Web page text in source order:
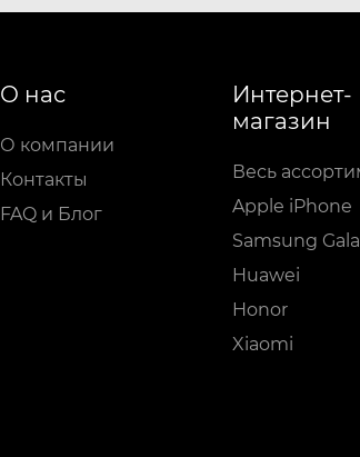
О нас
О компании
Контакты
FAQ и Блог
Интернет-
магазин
Весь
Apple iPhone
Samsung
Huawei
Honor
Xiaomi